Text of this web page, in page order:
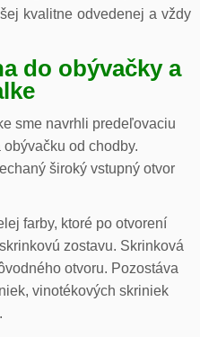
kvalitne odvedenej a vždy
do obývačky a
sme navrhli predeľovaciu
od chodby.
široký vstupný otvor
farby, ktoré po otvorení
zostavu. Skrinková
otvoru. Pozostáva
vinotékových skriniek